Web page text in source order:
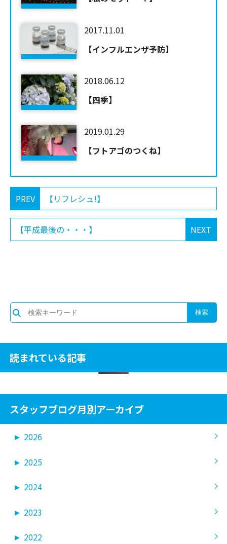
2017.11.01
【インフルエンザ予防】
2018.06.12
【四季】
2019.01.29
【フトアゴのつくね】
PREV 【リフレシュ!】
NEXT
【平成最後の・・・】
読まれている記事
スタッフブログ月別アーカイブ
► 2026
► 2025
► 2024
► 2023
► 2022